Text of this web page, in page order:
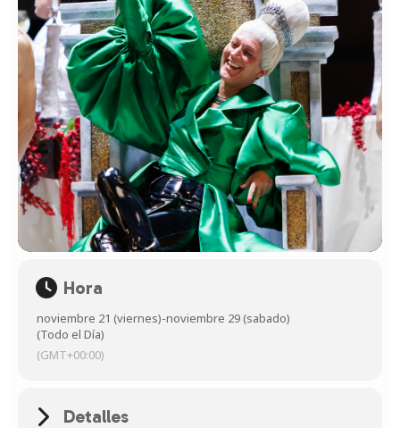
Hora
noviembre 21 (viernes)-noviembre 29 (sabado)
(Todo el Día)
(GMT+00:00)
Detalles